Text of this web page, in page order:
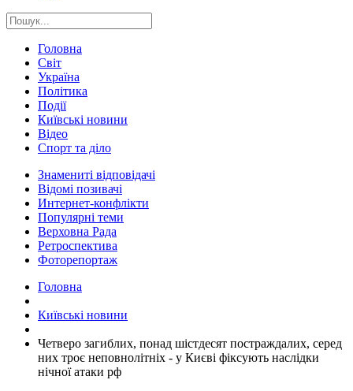
Головна
Світ
Україна
Політика
Події
Київські новини
Відео
Спорт та діло
Знамениті відповідачі
Відомі позивачі
Интернет-конфлікти
Популярні теми
Верховна Рада
Ретроспектива
Фоторепортаж
Головна
Київські новини
​Четверо загиблих, понад шістдесят постраждалих, серед
них троє неповнолітніх - у Києві фіксують наслідки
нічної атаки рф